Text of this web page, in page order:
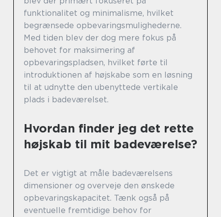
funktionalitet og minimalisme, hvilket
begrænsede opbevaringsmulighederne.
Med tiden blev der dog mere fokus på
behovet for maksimering af
opbevaringspladsen, hvilket førte til
introduktionen af højskabe som en løsning
til at udnytte den ubenyttede vertikale
plads i badeværelset.
Hvordan finder jeg det rette
højskab til mit badeværelse?
Det er vigtigt at måle badeværelsens
dimensioner og overveje den ønskede
opbevaringskapacitet. Tænk også på
eventuelle fremtidige behov for